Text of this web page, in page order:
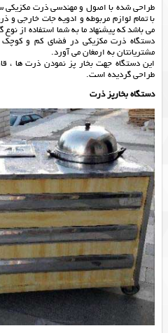
طراحی شده با اصول و مهندسی ذرت مکزیکی
با تمام لوازم مربوطه و ادویه جات خارجی و
می باشد که پیشنهاد ما به شما استفاده از نوع
دستگاه ذرت مکزیکی در فضای کم و
مشتریانتان به ارمغان می آورد.
این دستگاه جهت بخار پز نمودن ذرت ها ،
طراحی گردیده است.
دستگاه بخارپز ذرت